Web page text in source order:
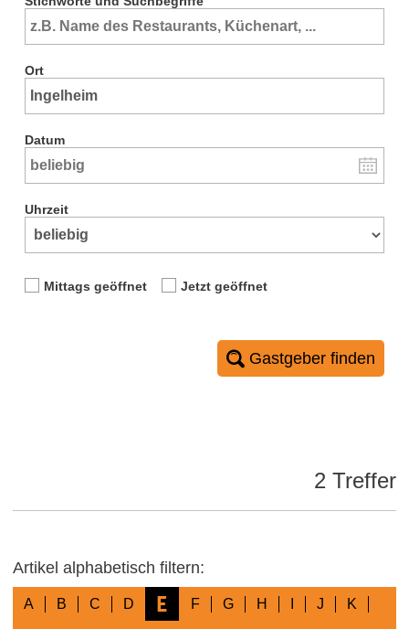
Ort
Datum
Uhrzeit
Mittags geöffnet Jetzt geöffnet
Gastgeber finden
2 Treffer
Artikel alphabetisch filtern:
A B C D E F G H J K